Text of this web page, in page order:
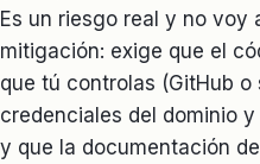
Es un riesgo real y no voy
mitigación: exige que el
que tú controlas (GitHub o
credenciales del dominio
y que la documentación